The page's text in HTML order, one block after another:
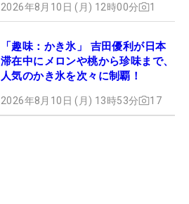
2026年8月10日 (月) 12時00分 1
「趣味：かき氷」 吉田優利が日本
滞在中にメロンや桃から珍味まで、
人気のかき氷を次々に制覇！
2026年8月10日 (月) 13時53分 17